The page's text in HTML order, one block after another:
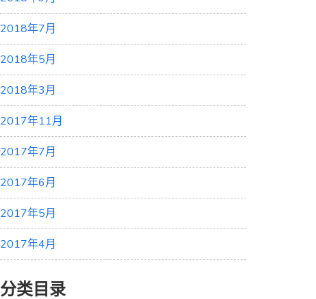
2018年7月
2018年5月
2018年3月
2017年11月
2017年7月
2017年6月
2017年5月
2017年4月
分类目录